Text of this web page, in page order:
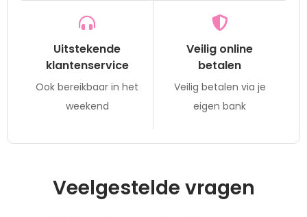
Uitstekende
klantenservice
Ook bereikbaar in het
weekend
Veilig online
betalen
Veilig betalen via je
eigen bank
Veelgestelde vragen